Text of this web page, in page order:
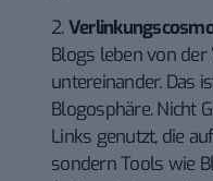
2.
Blogs leben von
untereinander. Das
Blogosphäre. Nicht
Links genutzt, die
sondern Tools wie